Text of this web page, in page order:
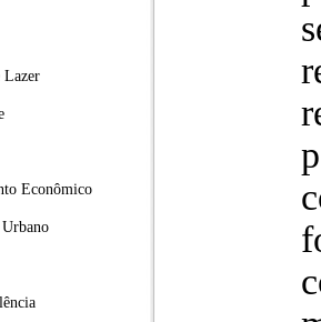
Lazer
Econômico